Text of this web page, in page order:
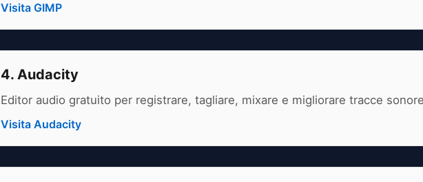
Visita GIMP
4. Audacity
Editor audio gratuito per registrare, tagliare, mixare e migliorare tracce
Visita Audacity